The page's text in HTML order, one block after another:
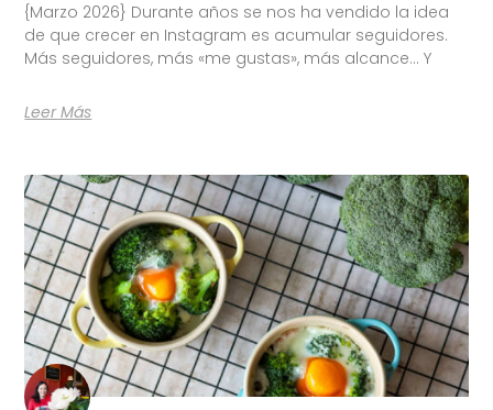
{Marzo 2026} Durante años se nos ha vendido la idea
de que crecer en Instagram es acumular seguidores.
Más seguidores, más «me gustas», más alcance… Y
Leer Más